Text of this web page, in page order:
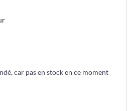
car pas en stock en ce moment